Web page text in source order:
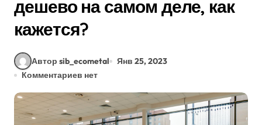
дешево на самом деле, как
кажется?
Автор sib_ecometal
Янв 25, 2023
Комментариев нет